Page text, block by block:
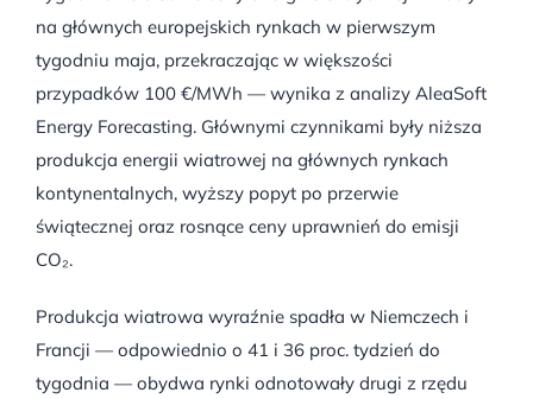
na głównych europejskich rynkach w pierwszym
tygodniu maja, przekraczając w większości
przypadków 100 €/MWh — wynika z analizy AleaSoft
Energy Forecasting. Głównymi czynnikami były niższa
produkcja energii wiatrowej na głównych rynkach
kontynentalnych, wyższy popyt po przerwie
świątecznej oraz rosnące ceny uprawnień do emisji
CO₂.
Produkcja wiatrowa wyraźnie spadła w Niemczech i
Francji — odpowiednio o 41 i 36 proc. tydzień do
tygodnia — obydwa rynki odnotowały drugi z rzędu